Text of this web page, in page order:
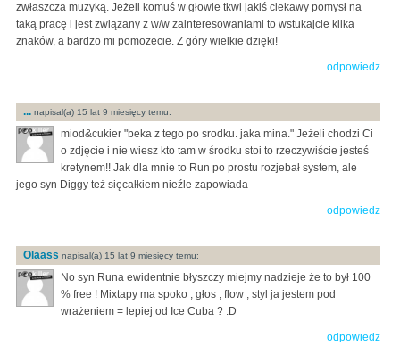
zwłaszcza muzyką. Jeżeli komuś w głowie tkwi jakiś ciekawy pomysł na
taką pracę i jest związany z w/w zainteresowaniami to wstukajcie kilka
znaków, a bardzo mi pomożecie. Z góry wielkie dzięki!
odpowiedz
... napisal(a) 15 lat 9 miesięcy temu:
miod&cukier "beka z tego po srodku. jaka mina." Jeżeli chodzi Ci
o zdjęcie i nie wiesz kto tam w środku stoi to rzeczywiście jesteś
kretynem!! Jak dla mnie to Run po prostu rozjebał system, ale
jego syn Diggy też sięcałkiem nieźle zapowiada
odpowiedz
Olaass napisal(a) 15 lat 9 miesięcy temu:
No syn Runa ewidentnie błyszczy miejmy nadzieje że to był 100
% free ! Mixtapy ma spoko , głos , flow , styl ja jestem pod
wrażeniem = lepiej od Ice Cuba ? :D
odpowiedz